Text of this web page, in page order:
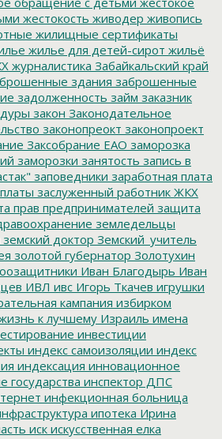
жестокость живодер живопись
жилищные сертификаты
жилье для детей-сирот жильё
журналистика Забайкальский край
здания заброшенные
задолженность займ заказник
закон Законодательное
законопреокт законопроект
Заксобрание ЕАО заморозка
заморозки занятость запись в
заповедники заработная плата
заслуженный работник ЖКХ
прав предпринимателей защита
земледельцы
земский доктор Земский_учитель
золотой губернатор Золотухин
Иван Благодырь Иван
ИВЛ ивс Игорь Ткачев игрушки
кампания избирком
к лучшему Израиль имена
инвестиции
индекс самоизоляции индекс
индексация инновационное
государства инспектор ДПС
инфекционная больница
ипотека Ирина
иск искусственная елка